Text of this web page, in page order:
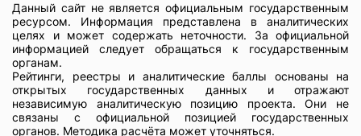
Данный сайт не является официальным государственным
ресурсом. Информация представлена в аналитических
целях и может содержать неточности. За официальной
информацией следует обращаться к государственным
органам.
Рейтинги, реестры и аналитические баллы основаны на
открытых государственных данных и отражают
независимую аналитическую позицию проекта. Они не
связаны с официальной позицией государственных
органов. Методика расчёта может уточняться.